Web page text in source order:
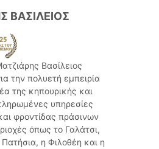
ΒΑΣΙΛΕΙΟΣ
Βασίλειος
την πολυετή εμπειρία
της κηπουρικής και
υπηρεσίες
φροντίδας πράσινων
όπως το Γαλάτσι,
η Φιλοθέη και η